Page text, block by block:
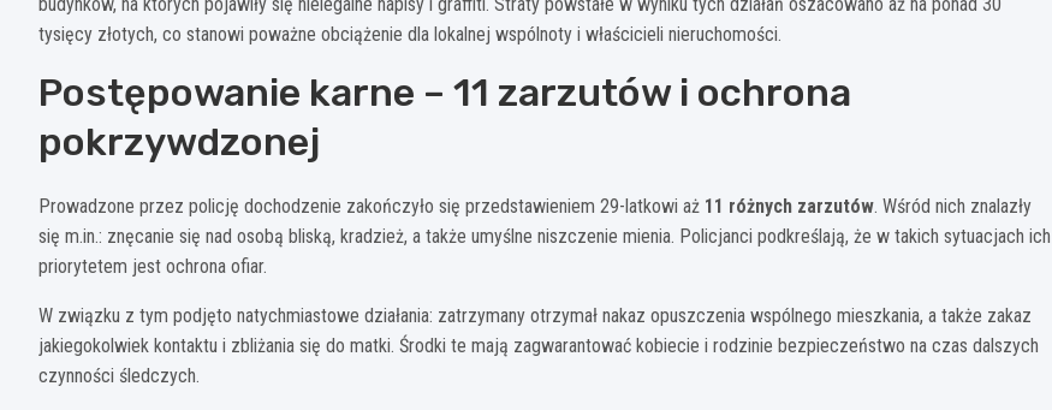
tysięcy złotych, co stanowi poważne obciążenie dla lokalnej wspólnoty i właścicieli nieruchomości.
Postępowanie karne – 11 zarzutów i ochrona
pokrzywdzonej
Prowadzone przez policję dochodzenie zakończyło się przedstawieniem 29-latkowi aż 11 różnych zarzutów. Wśród nich znalazły
się m.in.: znęcanie się nad osobą bliską, kradzież, a także umyślne niszczenie mienia. Policjanci podkreślają, że w takich sytuacjach ich
priorytetem jest ochrona ofiar.
W związku z tym podjęto natychmiastowe działania: zatrzymany otrzymał nakaz opuszczenia wspólnego mieszkania, a także zakaz
jakiegokolwiek kontaktu i zbliżania się do matki. Środki te mają zagwarantować kobiecie i rodzinie bezpieczeństwo na czas dalszych
czynności śledczych.